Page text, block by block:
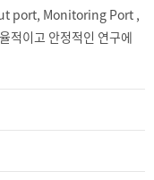
port, Monitoring Port ,
적이고 안정적인 연구에